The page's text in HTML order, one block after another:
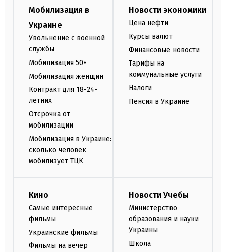
Мобилизация в
Украине
Увольнение с военной
службы
Мобилизация 50+
Мобилизация женщин
Контракт для 18-24-
летних
Отсрочка от
мобилизации
Мобилизация в Украине:
сколько человек
мобилизует ТЦК
Новости экономики
Цена нефти
Курсы валют
Финансовые новости
Тарифы на
коммунальные услуги
Налоги
Пенсия в Украине
Кино
Самые интересные
фильмы
Украинские фильмы
Фильмы на вечер
Новости Учебы
Министерство
образования и науки
Украины
Школа